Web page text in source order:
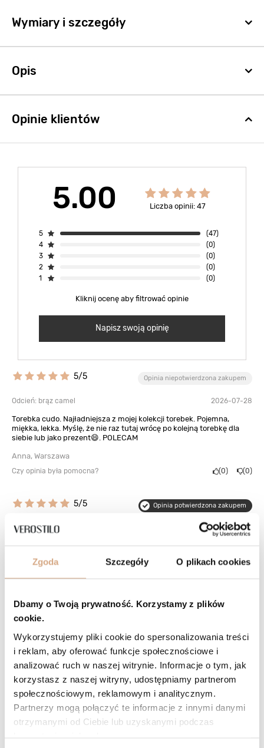
Zgoda Szczegóły O plikach cookies
Dbamy o Twoją prywatność. Korzystamy z plików
cookie.
Wykorzystujemy pliki cookie do spersonalizowania treści
i reklam, aby oferować funkcje społecznościowe i
analizować ruch w naszej witrynie. Informacje o tym, jak
korzystasz z naszej witryny, udostępniamy partnerom
społecznościowym, reklamowym i analitycznym.
Partnerzy mogą połączyć te informacje z innymi danymi
otrzymanymi od Ciebie lub uzyskanymi podczas
Wymiary i szczegóły
Opis
Opinie klientów
5.00 Liczba opinii: 47
5
(47)
4
(0)
3
(0)
2
(0)
1
(0)
Kliknij ocenę aby filtrować opinie
Napisz swoją opinię
5/5 Opinia niepotwierdzona zakupem
Odcień: brąz camel 2026-07-28
Torebka cudo. Najładniejsza z mojej kolekcji torebek. Pojemna,
miękka, lekka. Myślę, że nie raz tutaj wrócę po kolejną torebkę dla
siebie lub jako prezent😄. POLECAM
Anna, Warszawa
Czy opinia była pomocna? 0 0
5/5 Opinia potwierdzona zakupem
Odcień: brąz camel 2026-07-28
praktyczna, miękka, pięknie się prezentuje. Polecam
5/5 Opinia potwierdzona zakupem